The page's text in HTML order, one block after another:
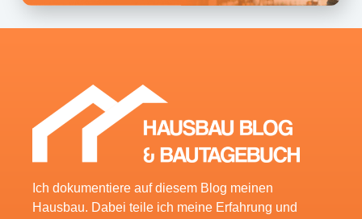
Ich dokumentiere auf diesem Blog meinen
Hausbau. Dabei teile ich meine Erfahrung und